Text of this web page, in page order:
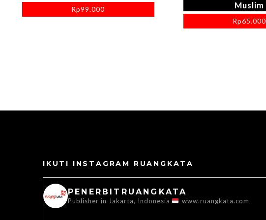
Rp99.000
Muslim
Rp65.000
IKUTI INSTAGRAM RUANGKATA
PENERBITRUANGKATA
Publisher in Jakarta, Indonesia www.ruangkata.com